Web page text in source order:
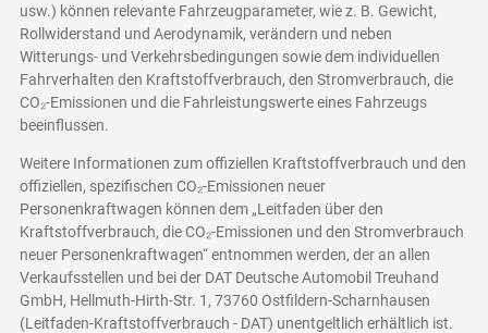
usw.) können relevante Fahrzeugparameter, wie z. B. Gewicht,
Rollwiderstand und Aerodynamik, verändern und neben
Witterungs- und Verkehrsbedingungen sowie dem individuellen
Fahrverhalten den Kraftstoffverbrauch, den Stromverbrauch, die
CO₂-Emissionen und die Fahrleistungswerte eines Fahrzeugs
beeinflussen.
Weitere Informationen zum offiziellen Kraftstoffverbrauch und den
offiziellen, spezifischen CO₂-Emissionen neuer
Personenkraftwagen können dem „Leitfaden über den
Kraftstoffverbrauch, die CO₂-Emissionen und den Stromverbrauch
neuer Personenkraftwagen“ entnommen werden, der an allen
Verkaufsstellen und bei der DAT Deutsche Automobil Treuhand
GmbH, Hellmuth-Hirth-Str. 1, 73760 Ostfildern-Scharnhausen
(Leitfaden-Kraftstoffverbrauch - DAT) unentgeltlich erhältlich ist.